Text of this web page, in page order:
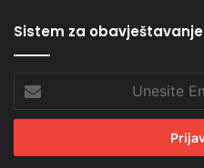
Sistem za obavještavanje
Email
adresu